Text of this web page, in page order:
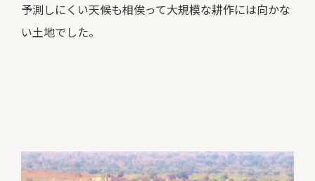
予測しにくい天候も相俟って大規模な耕作には向かな
い土地でした。